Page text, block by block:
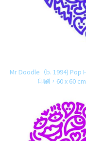
Mr Doodle（b. 1994) Pop
印刷，60 x 60